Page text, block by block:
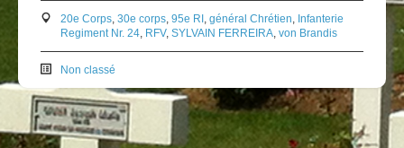
20e Corps 30e corps 95e RI général Chrétien Infanterie
Regiment Nr. 24 RFV, SYLVAIN FERREIRA von Brandis
Non classé